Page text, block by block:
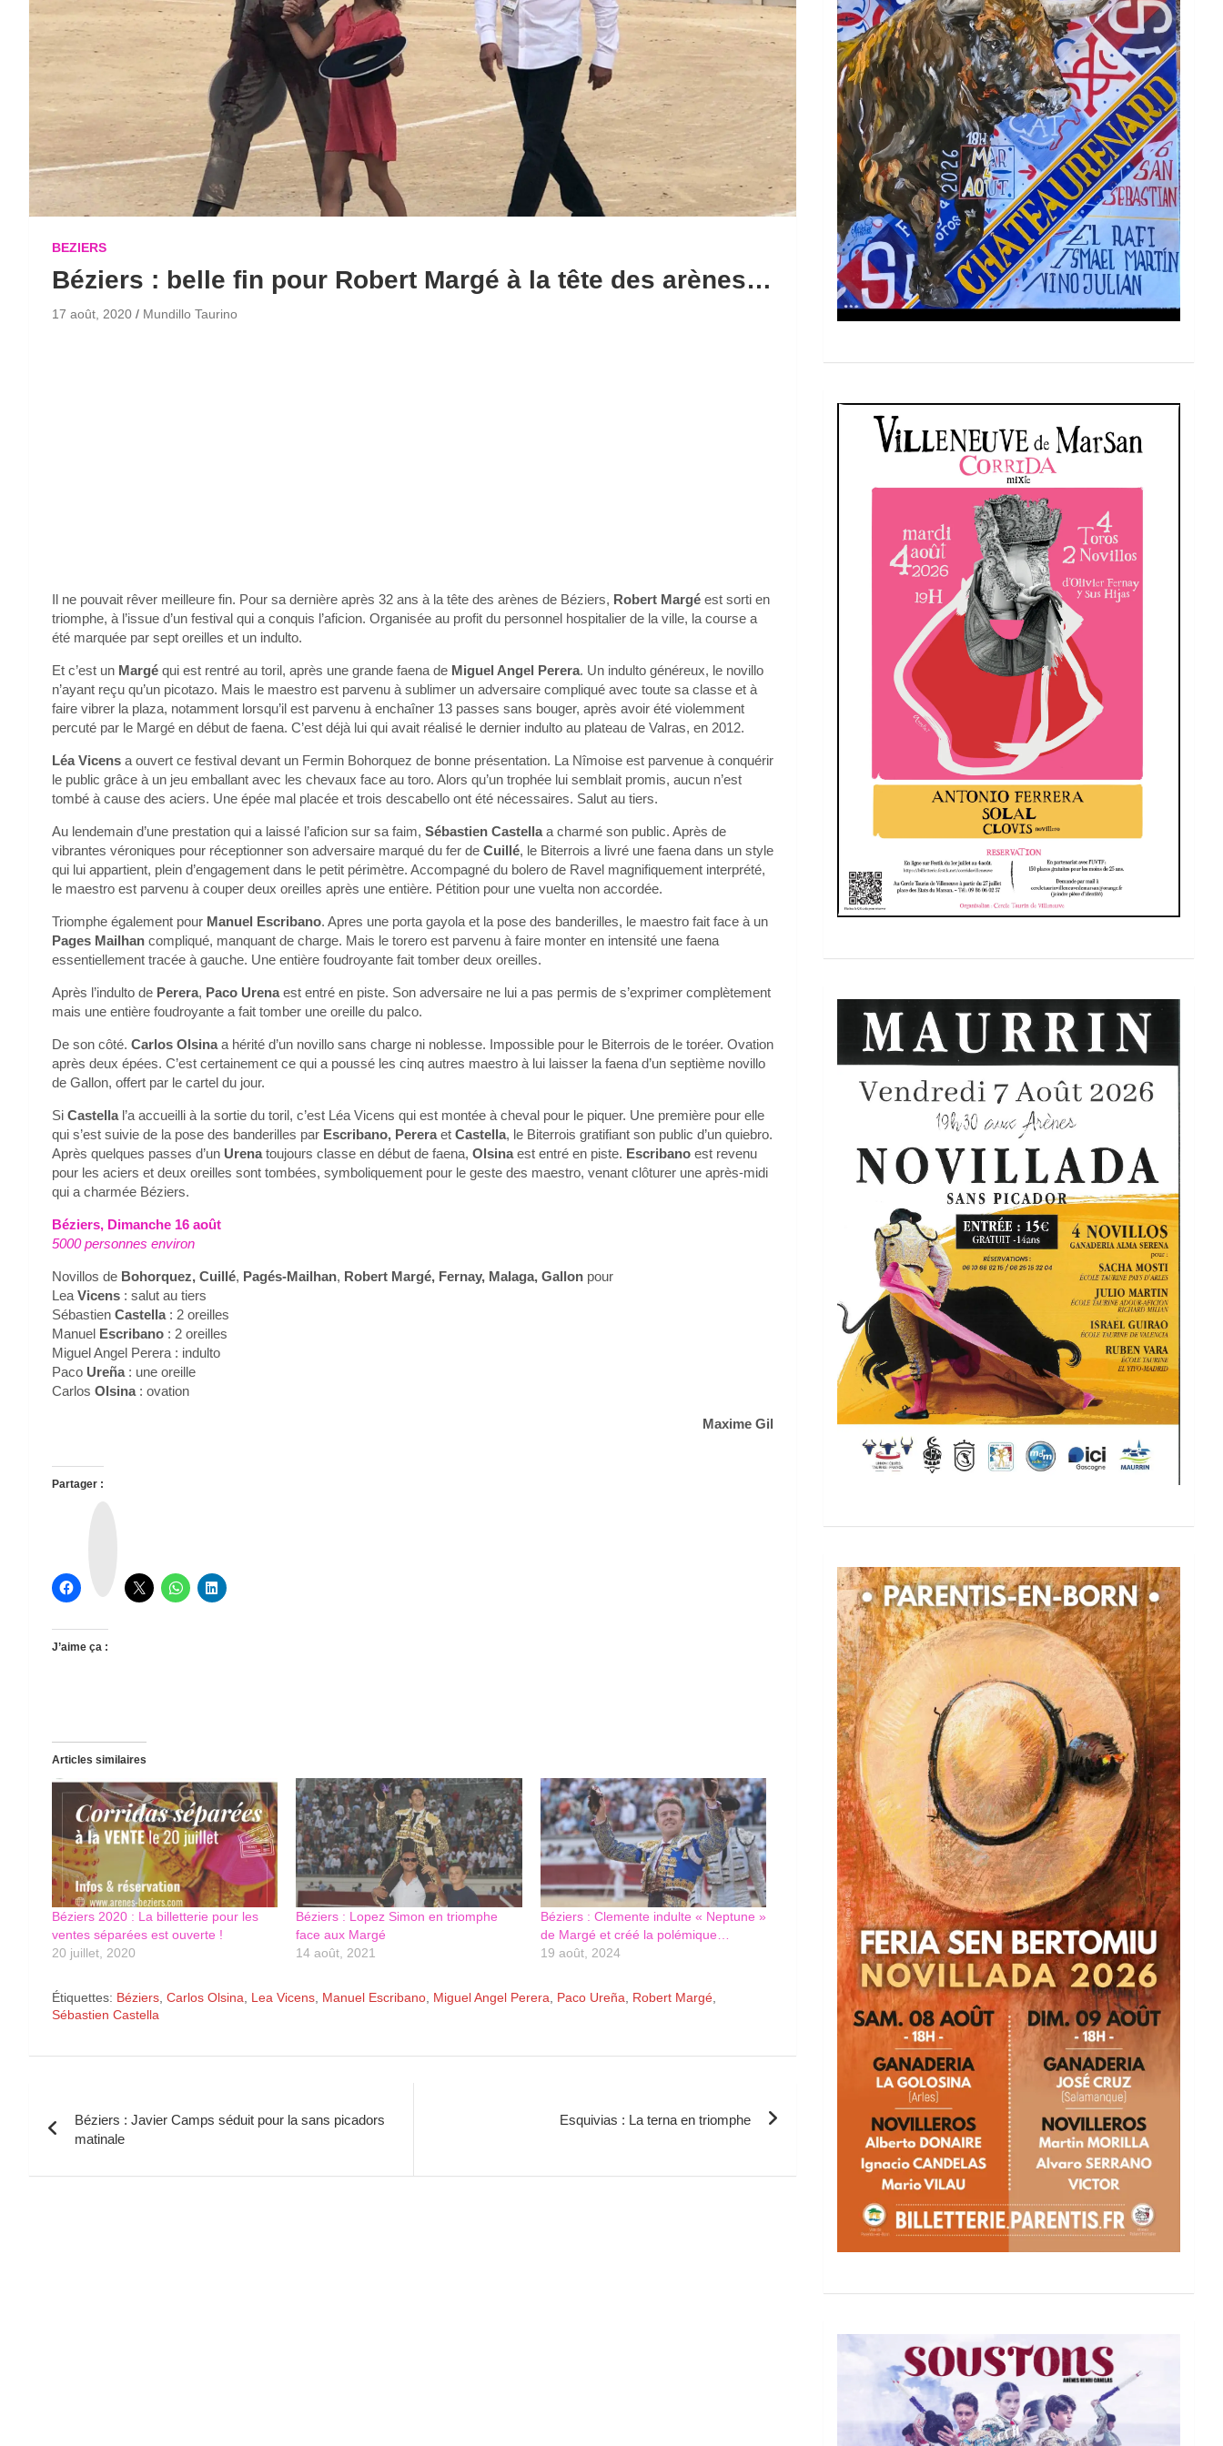
BEZIERS
Béziers : belle fin pour Robert Margé à la tête des arènes…
17 août, 2020 Mundillo Taurino
Il ne pouvait rêver meilleure fin. Pour sa dernière après 32 ans à la tête des arènes de Béziers, Robert Margé est sorti en
triomphe, à l’issue d’un festival qui a conquis l’aficion. Organisée au profit du personnel hospitalier de la ville, la course a
été marquée par sept oreilles et un indulto.
Et c’est un Margé qui est rentré au toril, après une grande faena de Miguel Angel Perera. Un indulto généreux, le novillo
n’ayant reçu qu’un picotazo. Mais le maestro est parvenu à sublimer un adversaire compliqué avec toute sa classe et à
faire vibrer la plaza, notamment lorsqu’il est parvenu à enchaîner 13 passes sans bouger, après avoir été violemment
percuté par le Margé en début de faena. C’est déjà lui qui avait réalisé le dernier indulto au plateau de Valras, en 2012.
Léa Vicens a ouvert ce festival devant un Fermin Bohorquez de bonne présentation. La Nîmoise est parvenue à conquérir
le public grâce à un jeu emballant avec les chevaux face au toro. Alors qu’un trophée lui semblait promis, aucun n’est
tombé à cause des aciers. Une épée mal placée et trois descabello ont été nécessaires. Salut au tiers.
Au lendemain d’une prestation qui a laissé l’aficion sur sa faim, Sébastien Castellaa charmé son public. Après de
vibrantes véroniques pour réceptionner son adversaire marqué du fer de Cuillé, le Biterrois a livré une faena dans un style
qui lui appartient, plein d’engagement dans le petit périmètre. Accompagné du bolero de Ravel magnifiquement interprété,
le maestro est parvenu à couper deux oreilles après une entière. Pétition pour une vuelta non accordée.
Triomphe également pour Manuel Escribano. Apres une porta gayola et la pose des banderilles, le maestro fait face à un
Pages Mailhan compliqué, manquant de charge. Mais le torero est parvenu à faire monter en intensité une faena
essentiellement tracée à gauche. Une entière foudroyante fait tomber deux oreilles.
Après l’indulto de Perera, Paco Urenaest entré en piste. Son adversaire ne lui a pas permis de s’exprimer complètement
mais une entière foudroyante a fait tomber une oreille du palco.
De son côté. Carlos Olsinaa hérité d’un novillo sans charge ni noblesse. Impossible pour le Biterrois de le toréer. Ovation
après deux épées. C’est certainement ce qui a poussé les cinq autres maestro à lui laisser la faena d’un septième novillo
de Gallon, offert par le cartel du jour.
Si Castellal’a accueilli à la sortie du toril, c’est Léa Vicens qui est montée à cheval pour le piquer. Une première pour elle
qui s’est suivie de la pose des banderilles par Escribano, Pereraet Castella, le Biterrois gratifiant son public d’un quiebro.
Après quelques passes d’un Urenatoujours classe en début de faena, Olsinaest entré en piste. Escribano est revenu
pour les aciers et deux oreilles sont tombées, symboliquement pour le geste des maestro, venant clôturer une après-midi
qui a charmée Béziers.
Béziers, Dimanche 16 août
5000 personnes environ
Novillos de Bohorquez, Cuillé, Pagés-Mailhan, Robert Margé, Fernay, Malaga, Gallon pour
Lea Vicens : salut au tiers
Sébastien Castella: 2 oreilles
Manuel Escribano : 2 oreilles
Miguel Angel Perera : indulto
Paco Ureña : une oreille
Carlos Olsina : ovation
Maxime Gil
Partager :
J’aime ça :
Articles similaires
Béziers 2020 : La billetterie pour les
ventes séparées est ouverte !
20 juillet, 2020
Béziers : Lopez Simon en triomphe
face aux Margé
14 août, 2021
Béziers : Clemente indulte « Neptune »
de Margé et créé la polémique…
19 août, 2024
Étiquettes: Béziers Carlos Olsina Lea Vicens Manuel Escribano Miguel Angel Perera Paco Ureña Robert Margé
Sébastien Castella
de
l’article
Béziers : Javier Camps séduit pour la sans picadors
matinale
Esquivias : La terna en triomphe